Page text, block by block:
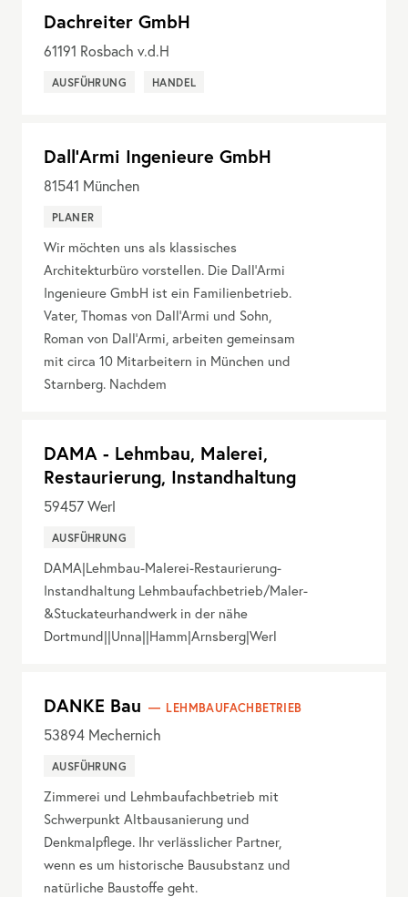
Dachreiter GmbH
61191 Rosbach v.d.H
AUSFÜHRUNG HANDEL
Dall'Armi Ingenieure GmbH
81541 München
PLANER
Wir möchten uns als klassisches
Architekturbüro vorstellen. Die Dall’Armi
Ingenieure GmbH ist ein Familienbetrieb.
Vater, Thomas von Dall’Armi und Sohn,
Roman von Dall’Armi, arbeiten gemeinsam
mit circa 10 Mitarbeitern in München und
Starnberg. Nachdem
DAMA - Lehmbau, Malerei,
Restaurierung, Instandhaltung
59457 Werl
AUSFÜHRUNG
DAMA|Lehmbau-Malerei-Restaurierung-
Instandhaltung Lehmbaufachbetrieb/Maler-
&Stuckateurhandwerk in der nähe
Dortmund||Unna||Hamm|Arnsberg|Werl
DANKE Bau LEHMBAUFACHBETRIEB
53894 Mechernich
AUSFÜHRUNG
Zimmerei und Lehmbaufachbetrieb mit
Schwerpunkt Altbausanierung und
Denkmalpflege. Ihr verlässlicher Partner,
wenn es um historische Bausubstanz und
natürliche Baustoffe geht.